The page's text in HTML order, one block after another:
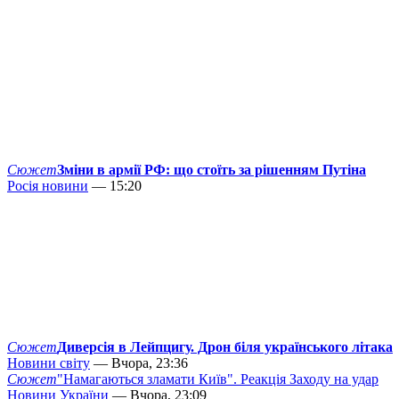
СюжетЗміни в армії РФ: що стоїть за рішенням Путіна
Росія новини — 15:20
СюжетДиверсія в Лейпцигу. Дрон біля українського літака
Новини світу — Вчора, 23:36
Сюжет"Намагаються зламати Київ". Реакція Заходу на удар
Новини України — Вчора, 23:09